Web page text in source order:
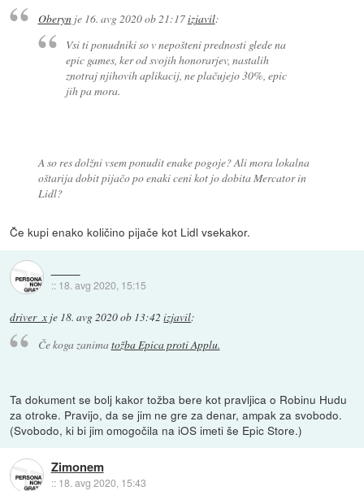
Oberynje 16. avg 2020 ob 21:17izjavil:
Vsi ti ponudniki so v nepošteni prednosti glede na
epic games, ker od svojih honorarjev, nastalih
znotraj njihovih aplikacij, ne plačujejo 30%, epic
jih pa mora.
A so res dolžni vsem ponudit enake pogoje? Ali mora lokalna
oštarija dobit pijačo po enaki ceni kot jo dobita Mercator in
Lidl?
Če kupi enako količino pijače kot Lidl vsekakor.
:: 18. avg 2020, 15:15
driver_x je 18. avg 2020 ob 13:42 izjavil:
Če koga zanimatožba Epica proti Applu.
Ta dokument se bolj kakor tožba bere kot pravljica o Robinu Hudu
za otroke. Pravijo, da se jim ne gre za denar, ampak za svobodo.
(Svobodo, ki bi jim omogočila na iOS imeti še Epic Store.)
Zimonem
:: 18. avg 2020, 15:43